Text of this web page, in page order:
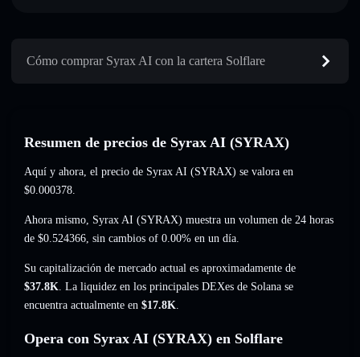
Cómo comprar Syrax AI con la cartera Solflare
Resumen de precios de Syrax AI (SYRAX)
Aquí y ahora, el precio de Syrax AI (SYRAX) se valora en
$0.000378.
Ahora mismo, Syrax AI (SYRAX) muestra un volumen de 24 horas
de $0.524366, sin cambios of 0.00% en un día.
Su capitalización de mercado actual es aproximadamente de
$37.8K. La liquidez en los principales DEXes de Solana se
encuentra actualmente en $17.8K.
Opera con Syrax AI (SYRAX) en Solflare